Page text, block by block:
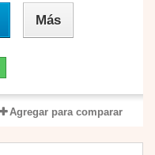
Más
Agregar para comparar